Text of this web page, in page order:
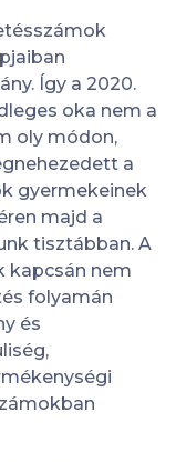
Így a 2020.
oka nem a
oly módon,
a
gyermekeinek
majd a
tisztábban. A
kapcsán nem
folyamán
és